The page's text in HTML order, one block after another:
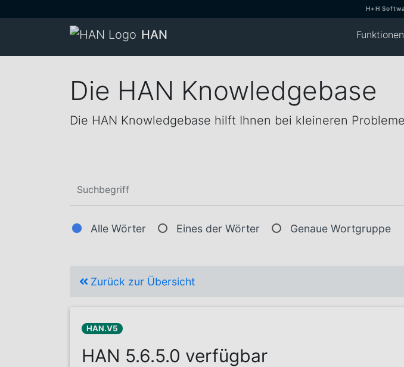
H+H
HAN Funktionen
Die HAN Knowledgebase
Die HAN Knowledgebase hilft Ihnen bei kleineren
Alle Wörter Eines der Wörter Genaue Wortgruppe
Zurück zur Übersicht
HAN.V5
HAN 5.6.5.0 verfügbar